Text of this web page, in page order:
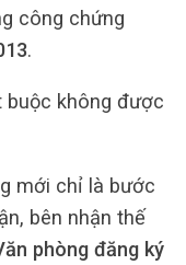
công chứng
.
buộc không được
mới chỉ là bước
bên nhận thế
phòng đăng ký